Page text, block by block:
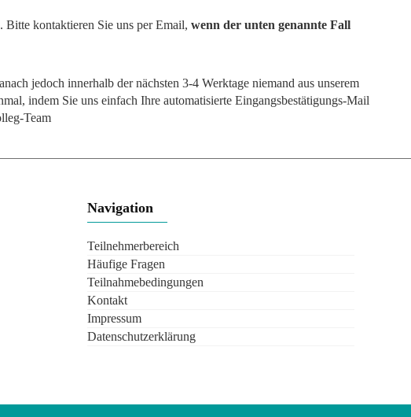
Bitte kontaktieren Sie uns per Email, wenn der unten genannte Fall
jedoch innerhalb der nächsten 3-4 Werktage niemand aus unserem
indem Sie uns einfach Ihre automatisierte Eingangsbestätigungs-Mail
Team
Navigation
Teilnehmerbereich
Häufige Fragen
Teilnahmebedingungen
Kontakt
Impressum
Datenschutzerklärung